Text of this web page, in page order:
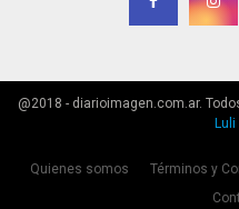
@2018 - diarioimagen.com.ar.
Quienes somos Términos y